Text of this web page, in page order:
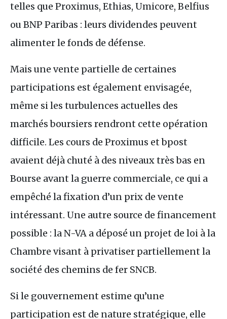
telles que Proximus, Ethias, Umicore, Belfius
ou BNP Paribas : leurs dividendes peuvent
alimenter le fonds de défense.
Mais une vente partielle de certaines
participations est également envisagée,
même si les turbulences actuelles des
marchés boursiers rendront cette opération
difficile. Les cours de Proximus et bpost
avaient déjà chuté à des niveaux très bas en
Bourse avant la guerre commerciale, ce qui a
empêché la fixation d’un prix de vente
intéressant. Une autre source de financement
possible : la N-VA a déposé un projet de loi à la
Chambre visant à privatiser partiellement la
société des chemins de fer SNCB.
Si le gouvernement estime qu’une
participation est de nature stratégique, elle